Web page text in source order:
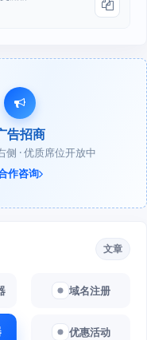
告招商
侧 · 优质席位开放中
作咨询
文章
域名注册
优惠活动